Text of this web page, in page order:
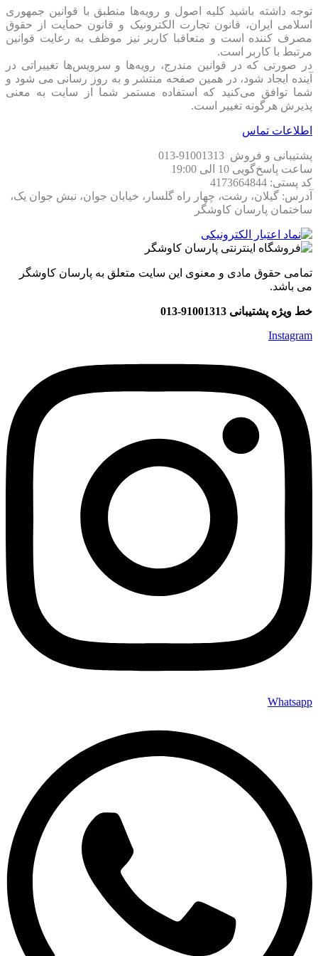
توجه داشته باشید کلیه اصول و رویه‏‌ها منطبق با قوانین جمهوری
اسلامی ایران، قانون تجارت الکترونیک و قانون حمایت از حقوق
مصرف کننده است و متعاقبا کاربر نیز موظف به رعایت قوانین
مرتبط با کاربر است.
در صورتی که در قوانین مندرج، رویه‏‌ها و سرویس‏‌ها تغییراتی در
آینده ایجاد شود، در همین صفحه منتشر و به روز رسانی می شود و
شما توافق می‏‌کنید که استفاده مستمر شما از سایت به معنی
پذیرش هرگونه تغییر است.
اطلاعات تماس
پشتیبانی و فروش 91001313-013
ساعت پاسخ‌گویی 10 الی 19:00
کد پستی: 4173664844
آدرس: گیلان، رشت، چهار راه گلسار، خیابان جوان، نبش جوان یک،
ساختمان پارسان کاوشگر
تمامی حقوق مادی و معنوی این سایت متعلق به پارسان کاوشگر
می باشد.
خط ویژه پشتیبانی 91001313-013
Instagram
Whatsapp